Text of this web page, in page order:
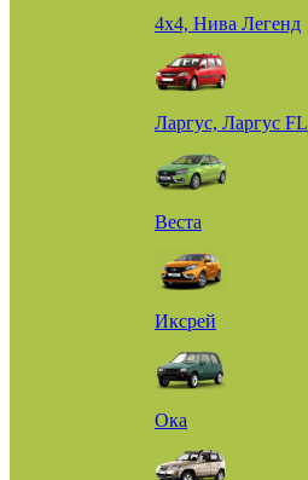
4х4, Нива Легенд
Ларгус, Ларгус FL
Веста
Иксрей
Ока